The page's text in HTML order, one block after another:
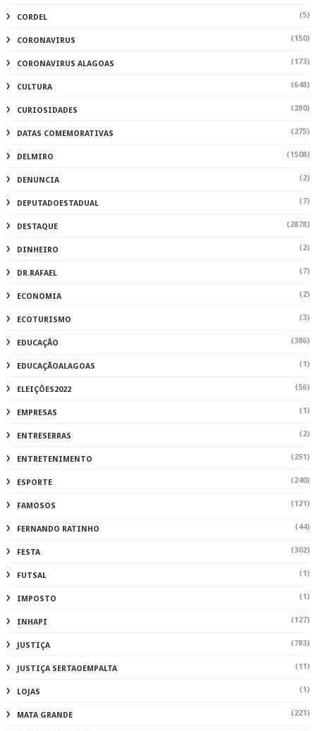
CORDEL (5)
CORONAVIRUS (150)
CORONAVIRUS ALAGOAS (173)
CULTURA (648)
CURIOSIDADES (280)
DATAS COMEMORATIVAS (275)
DELMIRO (1508)
DENUNCIA (2)
DEPUTADOESTADUAL (7)
DESTAQUE (2878)
DINHEIRO (2)
DR.RAFAEL (7)
ECONOMIA (2)
ECOTURISMO (3)
EDUCAÇÃO (386)
EDUCAÇÃOALAGOAS (1)
ELEIÇÕES2022 (56)
EMPRESAS (1)
ENTRESERRAS (2)
ENTRETENIMENTO (251)
ESPORTE (240)
FAMOSOS (121)
FERNANDO RATINHO (44)
FESTA (302)
FUTSAL (1)
IMPOSTO (1)
INHAPI (127)
JUSTIÇA (783)
JUSTIÇA SERTAOEMPALTA (11)
LOJAS (1)
MATA GRANDE (221)